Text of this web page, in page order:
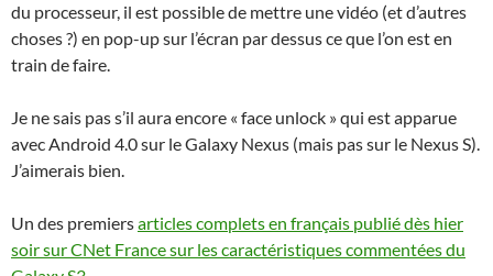
du processeur, il est possible de mettre une vidéo (et d’autres
choses ?) en pop-up sur l’écran par dessus ce que l’on est en
train de faire.
Je ne sais pas s’il aura encore « face unlock » qui est apparue
avec Android 4.0 sur le Galaxy Nexus (mais pas sur le Nexus S).
J’aimerais bien.
Un des premiersarticles complets en français publié dès hier
soir sur CNet France sur les caractéristiques commentées du